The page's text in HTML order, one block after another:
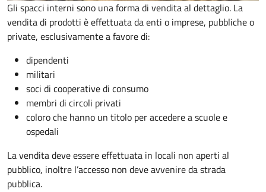
Gli spacci interni sono una forma di vendita al dettaglio. La
vendita di prodotti è effettuata da enti o imprese, pubbliche o
private, esclusivamente a favore di:
dipendenti
militari
soci di cooperative di consumo
membri di circoli privati
coloro che hanno un titolo per accedere a scuole e
ospedali
La vendita deve essere effettuata in locali non aperti al
pubblico, inoltre l’accesso non deve avvenire da strada
pubblica.